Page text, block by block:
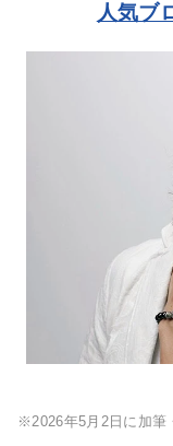
人気ブ
※2026年5月2日に加筆